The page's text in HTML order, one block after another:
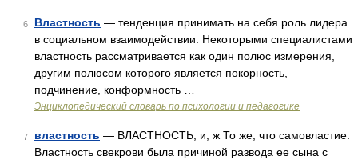
6 Властность — тенденция принимать на себя роль лидера
в социальном взаимодействии. Некоторыми специалистами
властность рассматривается как один полюс измерения,
другим полюсом которого является покорность,
подчинение, конформность …
Энциклопедический словарь по психологии и педагогике
7 властность — ВЛАСТНОСТЬ, и, ж То же, что самовластие.
Властность свекрови была причиной развода ее сына с